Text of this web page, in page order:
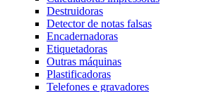
Destruidoras
Detector de notas falsas
Encadernadoras
Etiquetadoras
Outras máquinas
Plastificadoras
Telefones e gravadores